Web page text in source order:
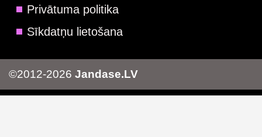
Privātuma politika
Sīkdatņu lietošana
©2012-2026 Jandase.LV